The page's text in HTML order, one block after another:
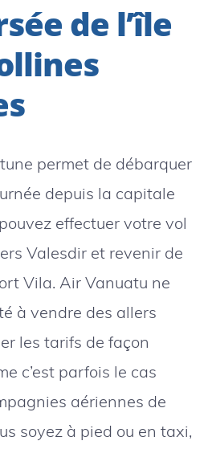
de l’île
permet de débarquer
depuis la capitale
effectuer votre vol
Valesdir et revenir de
Vila. Air Vanuatu ne
à vendre des allers
les tarifs de façon
c’est parfois le cas
aériennes de
soyez à pied ou en taxi,